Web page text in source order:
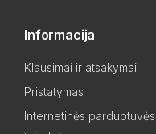
Informacija
Klausimai ir atsakymai
Pristatymas
Internetinės parduotuvės